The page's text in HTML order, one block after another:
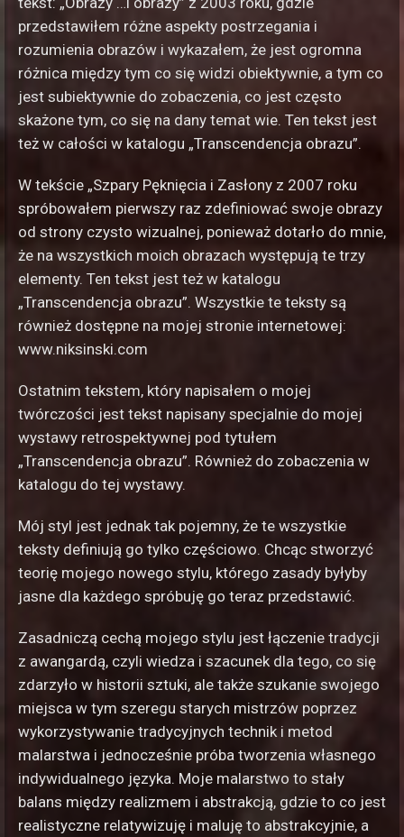
przedstawiłem różne aspekty postrzegania i
rozumienia obrazów i wykazałem, że jest ogromna
różnica między tym co się widzi obiektywnie, a tym co
jest subiektywnie do zobaczenia, co jest często
skażone tym, co się na dany temat wie. Ten tekst jest
też w całości w katalogu „Transcendencja obrazu”.
W tekście „Szpary Pęknięcia i Zasłony z 2007 roku
spróbowałem pierwszy raz zdefiniować swoje obrazy
od strony czysto wizualnej, ponieważ dotarło do mnie,
że na wszystkich moich obrazach występują te trzy
elementy. Ten tekst jest też w katalogu
„Transcendencja obrazu”. Wszystkie te teksty są
również dostępne na mojej stronie internetowej:
www.niksinski.com
Ostatnim tekstem, który napisałem o mojej
twórczości jest tekst napisany specjalnie do mojej
wystawy retrospektywnej pod tytułem
„Transcendencja obrazu”. Również do zobaczenia w
katalogu do tej wystawy.
Mój styl jest jednak tak pojemny, że te wszystkie
teksty definiują go tylko częściowo. Chcąc stworzyć
teorię mojego nowego stylu, którego zasady byłyby
jasne dla każdego spróbuję go teraz przedstawić.
Zasadniczą cechą mojego stylu jest łączenie tradycji
z awangardą, czyli wiedza i szacunek dla tego, co się
zdarzyło w historii sztuki, ale także szukanie swojego
miejsca w tym szeregu starych mistrzów poprzez
wykorzystywanie tradycyjnych technik i metod
malarstwa i jednocześnie próba tworzenia własnego
indywidualnego języka. Moje malarstwo to stały
balans między realizmem i abstrakcją, gdzie to co jest
realistyczne relatywizuję i maluję to abstrakcyjnie, a